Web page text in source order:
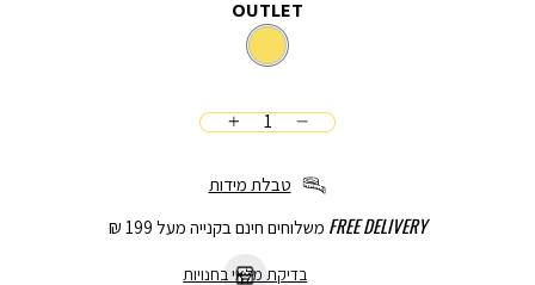
מכירה
OUTLET
טבלת מידות
FREE DELIVERY משלוחים חינם בקנייה מעל 199 ₪
בדיקת מלאי בחנויות